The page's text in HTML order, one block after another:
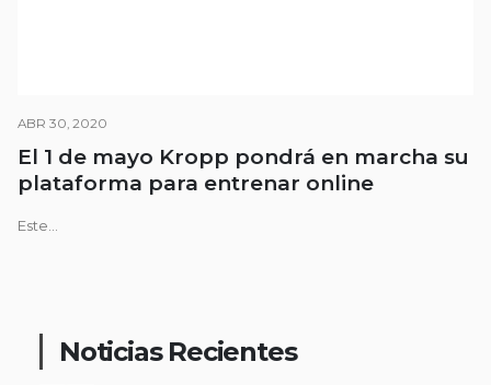
ABR 30, 2020
El 1 de mayo Kropp pondrá en marcha su
plataforma para entrenar online
Este...
Noticias Recientes